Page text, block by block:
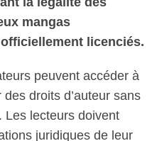
mangas
licenciés.
peuvent accéder à
droits d’auteur sans
Les lecteurs doivent
juridiques de leur